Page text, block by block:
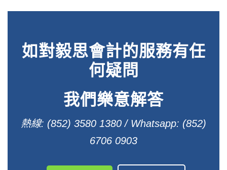
如對毅思會計的服務有任
何疑問
我們樂意解答
熱線: (852) 3580 1380 / Whatsapp: (852)
6706 0903